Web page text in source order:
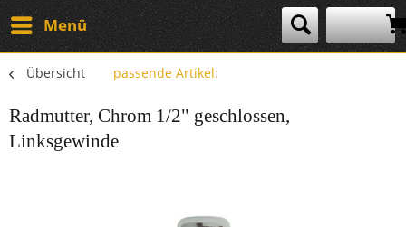
Menü
Übersicht passende Artikel:
Radmutter, Chrom 1/2" geschlossen,
Linksgewinde